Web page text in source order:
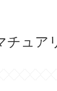
チュア